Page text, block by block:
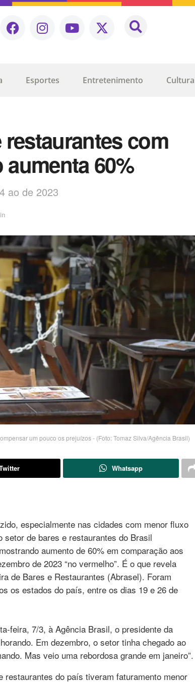
Esportes Entretenimento Cultura
com
60%
ao de 2023
um pouco os prejuízos - (Foto: Tomaz Silva/Agência Brasil)
Whatsapp
especialmente nas cidades com menor fluxo
de bares e restaurantes do Brasil
aumento de 60% em comparação aos
de 2023 “no vermelho”. É o que revela
de Bares e Restaurantes (Abrasel). Foram
os estados do país, entre os dias 19 e 26 de
feira, 7/3, à Agência Brasil, o presidente da
Em dezembro, o setor tinha chegado ao
Mas veio uma rebordosa grande em janeiro”.
do país tiveram faturamento menor